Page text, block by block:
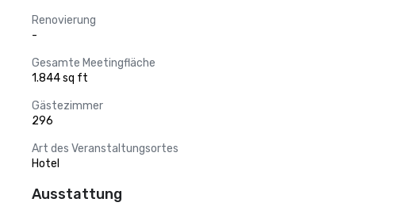
Renovierung
-
Gesamte Meetingfläche
1.844 sq ft
Gästezimmer
296
Art des Veranstaltungsortes
Hotel
Ausstattung